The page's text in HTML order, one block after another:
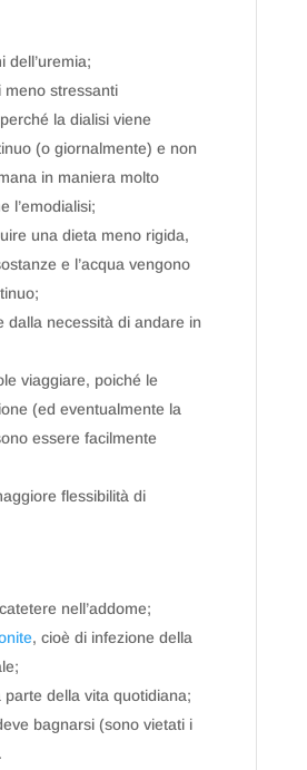
dell’uremia;
meno stressanti
la dialisi viene
(o giornalmente) e non
in maniera molto
l’emodialisi;
una dieta meno rigida,
e l’acqua vengono
dalla necessità di andare in
viaggiare, poiché le
(ed eventualmente la
essere facilmente
flessibilità di
nell’addome;
, cioè di infezione della
parte della vita quotidiana;
bagnarsi (sono vietati i